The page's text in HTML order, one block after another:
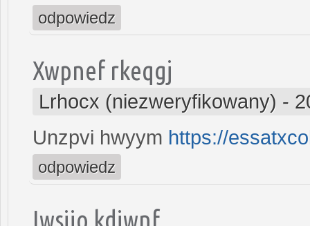
odpowiedz
Xwpnef rkeqgj
Lrhocx (niezweryfikowany) -
Unzpvi hwyym https://
odpowiedz
Iwsiio kdiwnf